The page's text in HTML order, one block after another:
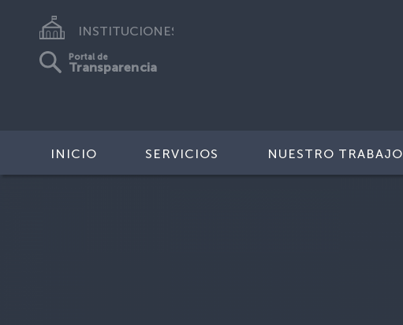
INSTITUCIONES
Portal de
Transparencia
INICIO SERVICIOS NUESTRO TRABAJO